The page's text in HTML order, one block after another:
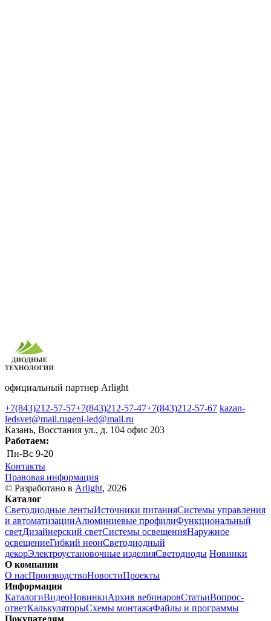
официальный партнер Arlight
+7(843)212-57-57+7(843)212-57-47+7(843)212-57-67 kazan-
ledsvet@mail.rugeni-led@mail.ru
Казань, Восстания ул., д. 104 офис 203
Работаем:
Пн-Вс 9-20
Контакты
Правовая информация
© Разработано в Arlight, 2026
Каталог
Светодиодные лентыИсточники питанияСистемы управления
и автоматизацииАлюминиевые профилиФункциональный
светДизайнерский светСистемы освещенияНаружное
освещениеГибкий неонСветодиодный
декорЭлектроустановочные изделияСветодиоды Новинки
О компании
О насПроизводствоНовостиПроекты
Информация
КаталогиВидеоНовинкиАрхив вебинаровСтатьиВопрос-
ответКалькуляторыСхемы монтажаФайлы и программы
Покупателям